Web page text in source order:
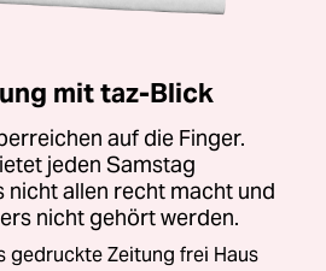
mit taz-Blick
auf die Finger.
jeden Samstag
nicht allen recht macht und
nicht gehört werden.
gedruckte Zeitung frei Haus